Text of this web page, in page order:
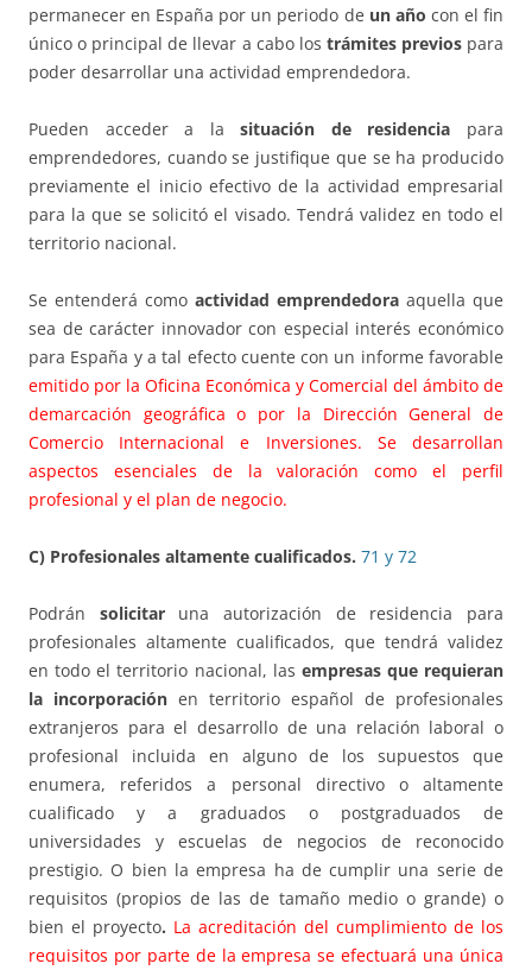
permanecer en España por un periodo de un año con el fin
único o principal de llevar a cabo los trámites previospara
poder desarrollar una actividad emprendedora.
Pueden acceder a lasituación de residencia para
emprendedores, cuando se justifique que se ha producido
previamente el inicio efectivo de la actividad empresarial
para la que se solicitó el visado. Tendrá validez en todo el
territorio nacional.
Se entenderá como actividad emprendedora aquella que
sea de carácter innovador con especial interés económico
para España y a tal efecto cuente con un informe favorable
emitido por la Oficina Económica y Comercial del ámbito de
demarcación geográfica o por la Dirección General de
Comercio Internacional e Inversiones. Se desarrollan
aspectos esenciales de la valoración como el perfil
profesional y el plan de negocio.
C) Profesionales altamente cualificados. 71 y 72
Podrán solicitaruna autorización de residencia para
profesionales altamente cualificados, que tendrá validez
en todo el territorio nacional, las empresas que requieran
la incorporación en territorio español de profesionales
extranjeros para el desarrollo de una relación laboral o
profesional incluida en alguno de los supuestos que
enumera, referidos a personal directivo o altamente
cualificado y a graduados o postgraduados de
universidades y escuelas de negocios de reconocido
prestigio. O bien la empresa ha de cumplir una serie de
requisitos (propios de las de tamaño medio o grande) o
bien el proyecto. La acreditación del cumplimiento de los
requisitos por parte de la empresa se efectuará una única